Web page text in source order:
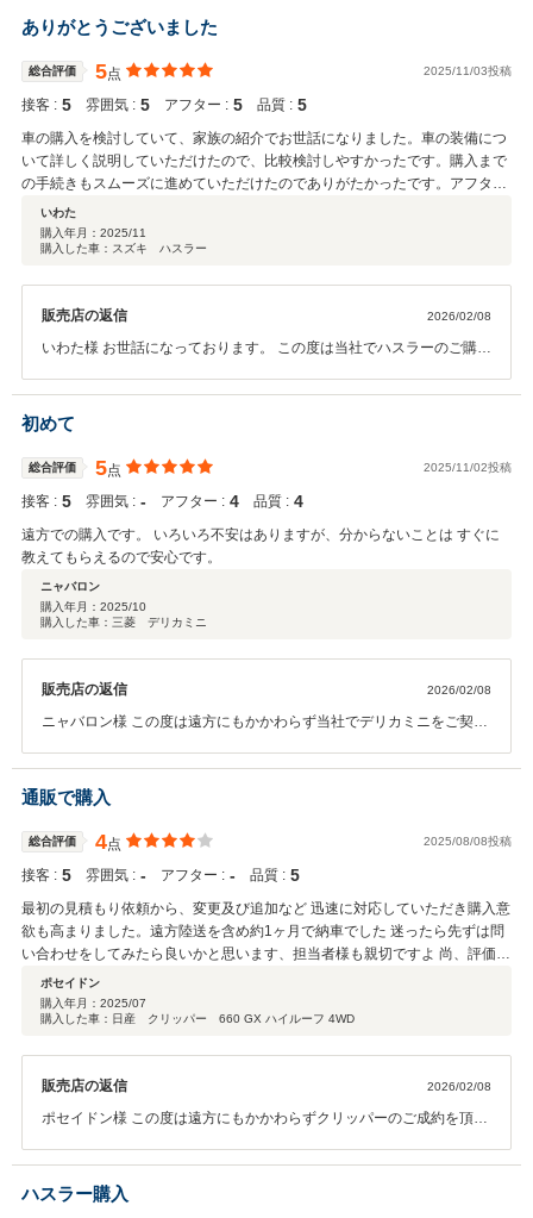
しまうことのないように努めているつもりですが、実際に安心頂けた
ようで何よりです。 遠方の為アフターサポートが直接できないのが大
変恐縮ですが、お近くのディーラー様で保証も受けて頂けるよう手続
きしてありますのでご安心ください。 また今後ともよろしくお願いい
たします。
ありがとうございました
総合評価 5点 2025/11/03投稿
接客 : 5 雰囲気 : 5 アフター : 5 品質 : 5
車の購入を検討していて、家族の紹介でお世話になりました。車の装備につ
いて詳しく説明していただけたので、比較検討しやすかったです。購入まで
の手続きもスムーズに進めていただけたのでありがたかったです。アフター
サービスもしっかりしているようなので大切に乗りたいと思います。ありが
とうございました。
いわた
購入年月： 2025/11
購入した車：スズキ ハスラー
販売店の返信 2026/02/08
いわた様 お世話になっております。 この度は当社でハスラーのご購入
ません。 嬉しいお言葉をいただきありがとうございます。 アフターサ
ービスについて当社整備工場にて、プロがしっかりとお車の維持にお
知らせください。 また今後ともよろしくお願いいたします。
初めて
総合評価 5点 2025/11/02投稿
接客 : 5 雰囲気 : ‐ アフター : 4 品質 : 4
遠方での購入です。 いろいろ不安はありますが、分からないことは すぐに
教えてもらえるので安心です。
ニャバロン
購入年月： 2025/10
購入した車：三菱 デリカミニ
販売店の返信 2026/02/08
ニャバロン様 この度は遠方にもかかわらず当社でデリカミニをご契約
ません。 ご心配な点は先日の通りメールや電話にて遠慮なくご相談く
ださい。 お近くでアフターサポートができない分、メッセージや声に
はなりますがしっかりご不安な点やご不明な点をサポートしてまいり
ます。 普通車や新車も取り扱いございますでの、ぜひ見積依頼だけで
もお気軽にメール等頂ければ幸いです。 また今後ともぜひよろしくお
願いいたします。
通販で購入
総合評価 4点 2025/08/08投稿
接客 : 5 雰囲気 : ‐ アフター : ‐ 品質 : 5
最初の見積もり依頼から、変更及び追加など 迅速に対応していただき購入意
欲も高まりました。遠方陸送を含め約1ヶ月で納車でした 迷ったら先ずは問
い合わせをしてみたら良いかと思います、担当者様も親切ですよ 尚、評価は
お店の雰囲気やアフターサービス等、まだ分からないので４にしときました
が他の人の評価をご参考にしてください
ポセイドン
購入年月： 2025/07
購入した車：日産 クリッパー 660 GX ハイルーフ 4WD
販売店の返信 2026/02/08
ポセイドン様 この度は遠方にもかかわらずクリッパーのご成約を頂き
りがとうございました。 スタッフ皆でおいしく頂きました。 お返事が
できておらず申し訳ありません。 その後お車の調子の方はいかがでし
ょうか？ 嬉しいお言葉をたくさんいただきありがとうございます。 そ
ハスラー購入